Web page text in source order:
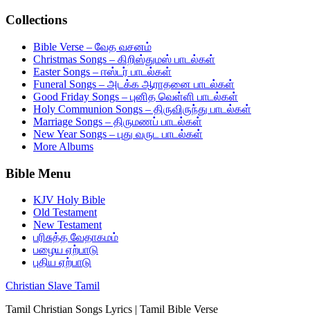
Collections
Bible Verse – வேத வசனம்
Christmas Songs – கிறிஸ்துமஸ் பாடல்கள்
Easter Songs – ஈஸ்டர் பாடல்கள்
Funeral Songs – அடக்க ஆராதனை பாடல்கள்
Good Friday Songs – புனித வெள்ளி பாடல்கள்
Holy Communion Songs – திருவிருந்து பாடல்கள்
Marriage Songs – திருமணப் பாடல்கள்
New Year Songs – புது வருட பாடல்கள்
More Albums
Bible Menu
KJV Holy Bible
Old Testament
New Testament
பரிசுத்த வேதாகமம்
பழைய ஏற்பாடு
புதிய ஏற்பாடு
Christian Slave Tamil
Tamil Christian Songs Lyrics | Tamil Bible Verse